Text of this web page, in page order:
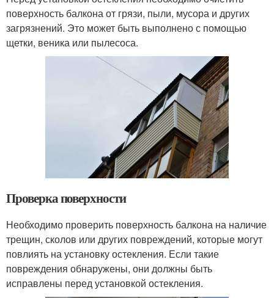
поверхность балкона от грязи, пыли, мусора и других
загрязнений. Это может быть выполнено с помощью
щетки, веника или пылесоса.
Проверка поверхности
Необходимо проверить поверхность балкона на наличие
трещин, сколов или других повреждений, которые могут
повлиять на установку остекления. Если такие
повреждения обнаружены, они должны быть
исправлены перед установкой остекления.